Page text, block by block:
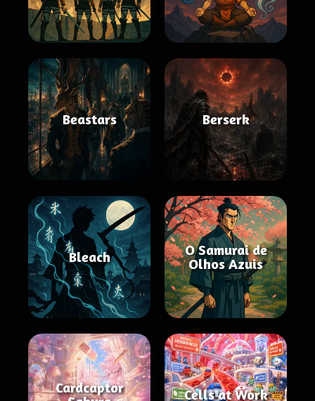
Beastars Berserk
Bleach
O Samurai de
Olhos Azuis
Cardcaptor
Cells at Work